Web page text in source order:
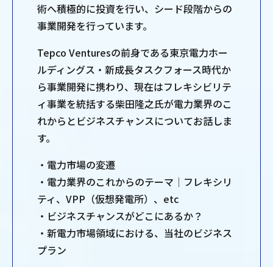
術へ積極的に投資を行い、シード段階からの
事業開発を行っています。
Tepco Venturesの前身である東京電力ホー
ルディングス・新成長タスクフォース時代か
ら事業開発に携わり、現在はフレキシビリテ
ィ事業を統括する柴田隆之氏が電力業界のこ
れからとビジネスチャンスについてお話しま
す。
・電力市場の変遷
・電力業界のこれからのテーマ│フレキシリ
ティ、VPP（仮想発電所）、etc
・ビジネスチャンスがどこにあるか？
・新電力市場領域における、当社のビジネス
プラン